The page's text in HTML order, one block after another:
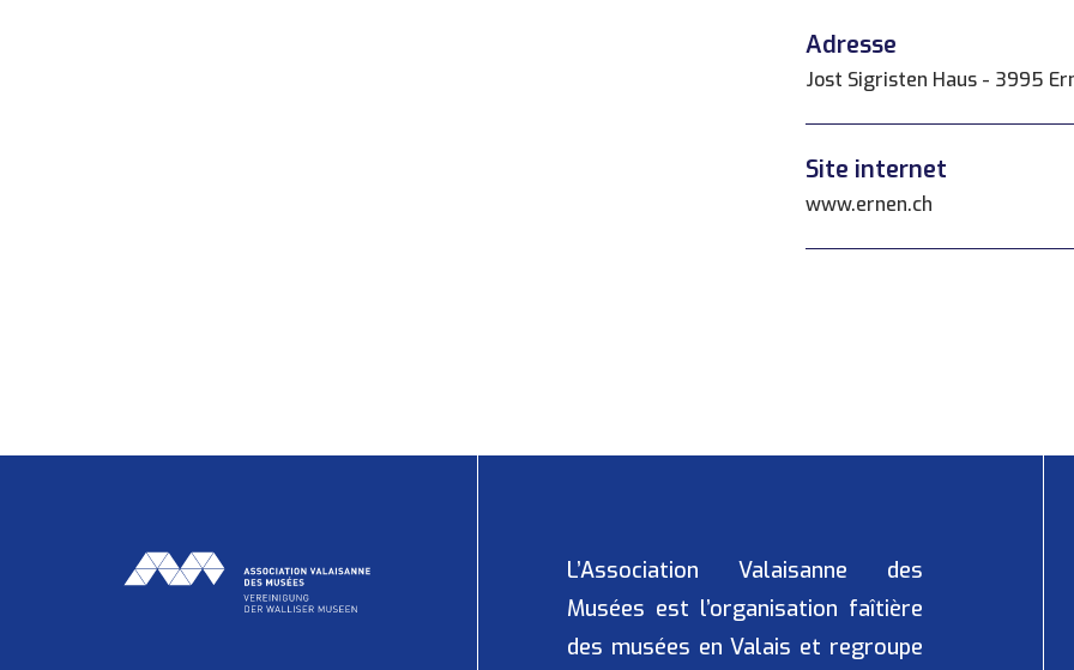
Adresse
Jost Sigristen Haus - 3995
Site internet
www.ernen.ch
L’Association Valaisanne des
Musées est l’organisation faîtière
des musées en Valais et regroupe